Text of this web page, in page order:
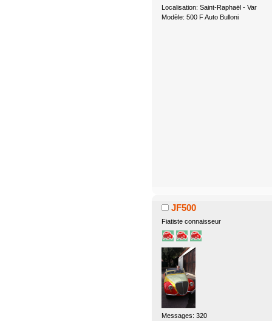
Localisation: Saint-Raphaël - Var
Modèle: 500 F Auto Bulloni
JF500
Fiatiste connaisseur
Messages: 320